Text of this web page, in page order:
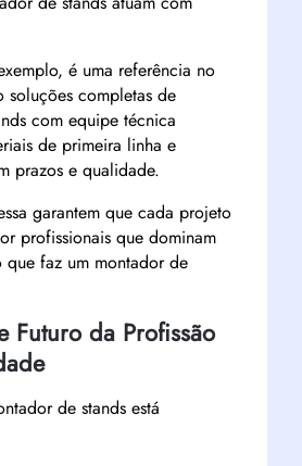
é uma referência no
soluções completas de
com equipe técnica
de primeira linha e
prazos e qualidade.
garantem que cada projeto
profissionais que dominam
que faz um montador de
Futuro da Profissão
de stands está